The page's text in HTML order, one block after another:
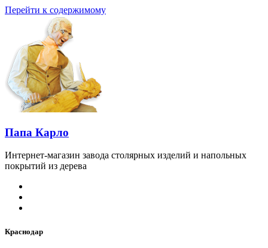
Перейти к содержимому
Папа Карло
Интернет-магазин завода столярных изделий и напольных
покрытий из дерева
Краснодар